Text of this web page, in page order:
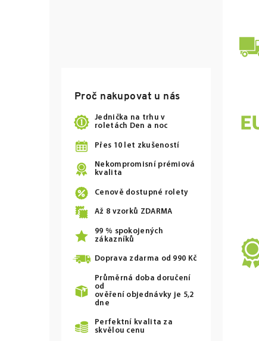
Proč nakupovat u nás
Jednička na trhu v
roletách Den a noc
Přes 10 let zkušeností
Nekompromisní prémiová
kvalita
Cenově dostupné rolety
Až 8 vzorků ZDARMA
99 % spokojených
zákazníků
Doprava zdarma od 990 Kč
Průměrná doba doručení
od
ověření objednávky je 5,2
dne
Perfektní kvalita za
skvělou cenu